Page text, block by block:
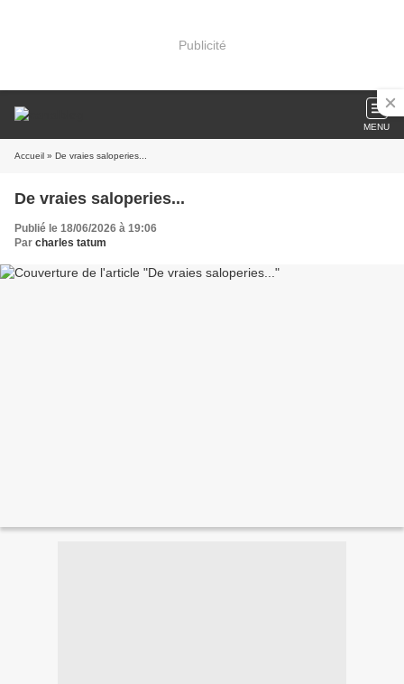
Publicité
MENU
Accueil » De vraies saloperies...
De vraies saloperies...
Publié le 18/06/2026 à 19:06
Par charles tatum